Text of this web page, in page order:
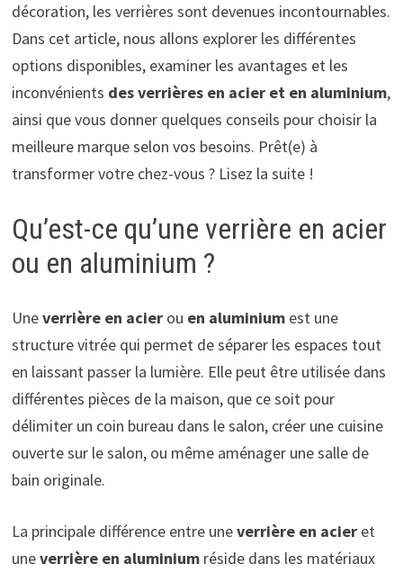
décoration, les verrières sont devenues incontournables.
Dans cet article, nous allons explorer les différentes
options disponibles, examiner les avantages et les
inconvénients des verrières en acier et en aluminium,
ainsi que vous donner quelques conseils pour choisir la
meilleure marque selon vos besoins. Prêt(e) à
transformer votre chez-vous ? Lisez la suite !
Qu’est-ce qu’une verrière en acier
ou en aluminium ?
Uneverrière en acierou en aluminiumest une
structure vitrée qui permet de séparer les espaces tout
en laissant passer la lumière. Elle peut être utilisée dans
différentes pièces de la maison, que ce soit pour
délimiter un coin bureau dans le salon, créer une cuisine
ouverte sur le salon, ou même aménager une salle de
bain originale.
La principale différence entre uneverrière en acieret
uneverrière en aluminiumréside dans les matériaux